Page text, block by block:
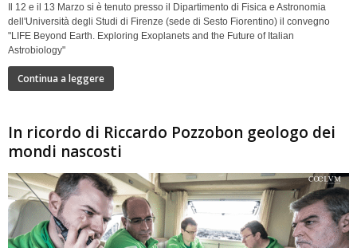
Il 12 e il 13 Marzo si è tenuto presso il Dipartimento di Fisica e Astronomia
dell'Università degli Studi di Firenze (sede di Sesto Fiorentino) il convegno
"LIFE Beyond Earth. Exploring Exoplanets and the Future of Italian
Astrobiology"
Continua a leggere
In ricordo di Riccardo Pozzobon geologo dei
mondi nascosti